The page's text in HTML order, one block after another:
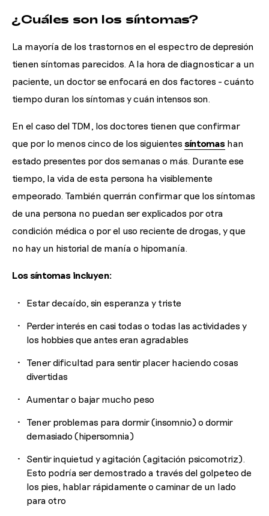
¿Cuáles son los síntomas?
La mayoría de los trastornos en el espectro de depresión
tienen síntomas parecidos. A la hora de diagnosticar a un
paciente, un doctor se enfocará en dos factores - cuánto
tiempo duran los síntomas y cuán intensos son.
En el caso del TDM, los doctores tienen que confirmar
que por lo menos cinco de los siguientes síntomas han
estado presentes por dos semanas o más. Durante ese
tiempo, la vida de esta persona ha visiblemente
empeorado. También querrán confirmar que los síntomas
de una persona no puedan ser explicados por otra
condición médica o por el uso reciente de drogas, y que
no hay un historial de manía o hipomanía.
Los síntomas incluyen:
Estar decaído, sin esperanza y triste
Perder interés en casi todas o todas las actividades y
los hobbies que antes eran agradables
Tener dificultad para sentir placer haciendo cosas
divertidas
Aumentar o bajar mucho peso
Tener problemas para dormir (insomnio) o dormir
demasiado (hipersomnia)
Sentir inquietud y agitación (agitación psicomotriz).
Esto podría ser demostrado a través del golpeteo de
los pies, hablar rápidamente o caminar de un lado
para otro